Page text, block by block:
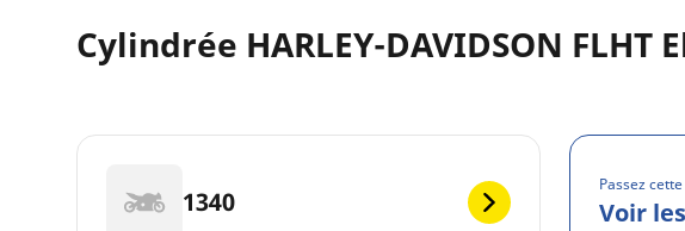
Cylindrée HARLEY-DAVIDSON
1340
Passez
Voir